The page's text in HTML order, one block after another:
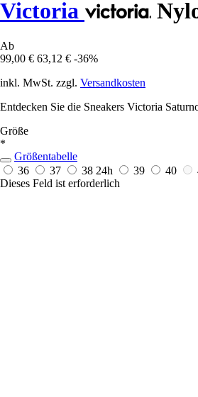
Victoria
Ab
99,00 € 63,12 € -36%
inkl. MwSt. zzgl. Versandkosten
Entdecken Sie die Sneakers Victoria
Größe
*
Größentabelle
36
37 38 24h 39 40
Dieses Feld ist erforderlich